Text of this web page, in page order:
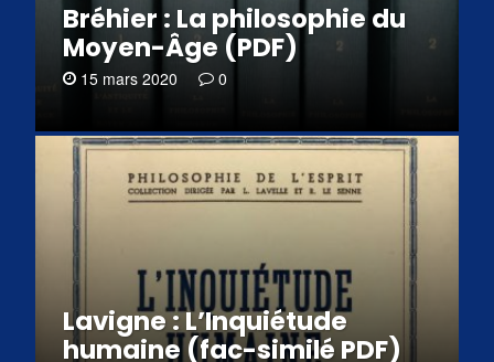
Bréhier : La philosophie du
Moyen-Âge (PDF)
15 mars 2020 0
Lavigne : L’Inquiétude
humaine (fac-similé PDF)